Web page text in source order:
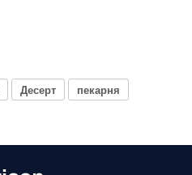
Десерт
пекарня